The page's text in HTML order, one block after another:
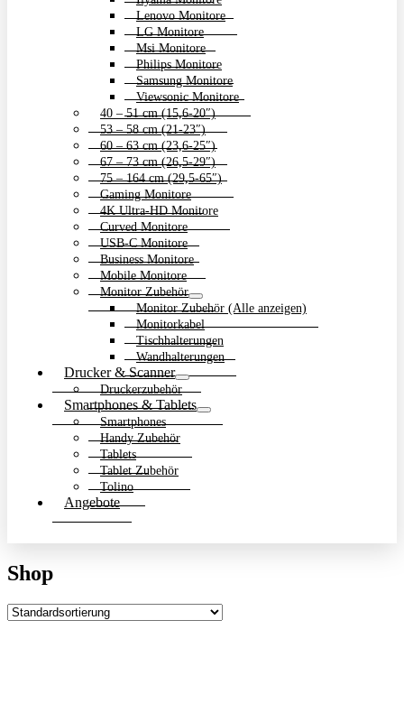
Lenovo Monitore
LG Monitore
Msi Monitore
Philips Monitore
Samsung Monitore
Viewsonic Monitore
40 – 51 cm (15,6-20″)
53 – 58 cm (21-23″)
60 – 63 cm (23,6-25″)
67 – 73 cm (26,5-29″)
75 – 164 cm (29,5-65″)
Gaming Monitore
4K Ultra-HD Monitore
Curved Monitore
USB-C Monitore
Business Monitore
Mobile Monitore
Monitor Zubehör
Monitor Zubehör (Alle anzeigen)
Monitorkabel
Tischhalterungen
Wandhalterungen
Drucker & Scanner
Druckerzubehör
Smartphones & Tablets
Smartphones
Handy Zubehör
Tablets
Tablet Zubehör
Tolino
Angebote
Shop